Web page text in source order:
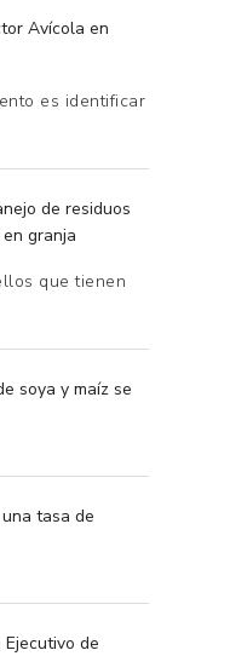
Avícola en
es identificar
de residuos
granja
que tienen
soya y maíz se
tasa de
de